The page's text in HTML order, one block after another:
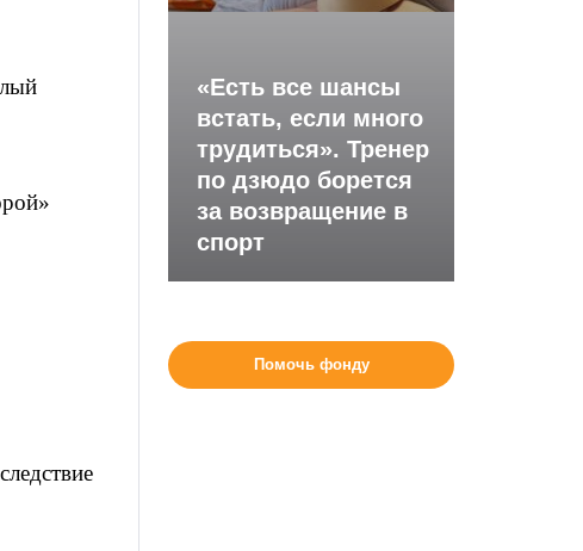
«Есть все шансы
встать, если много
трудиться». Тренер
по дзюдо борется
за возвращение в
спорт
Помочь фонду